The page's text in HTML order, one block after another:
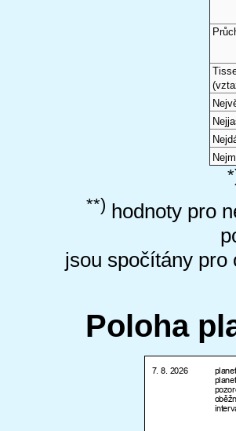
**) hodnoty pro
jsou spočítány pro
Poloha